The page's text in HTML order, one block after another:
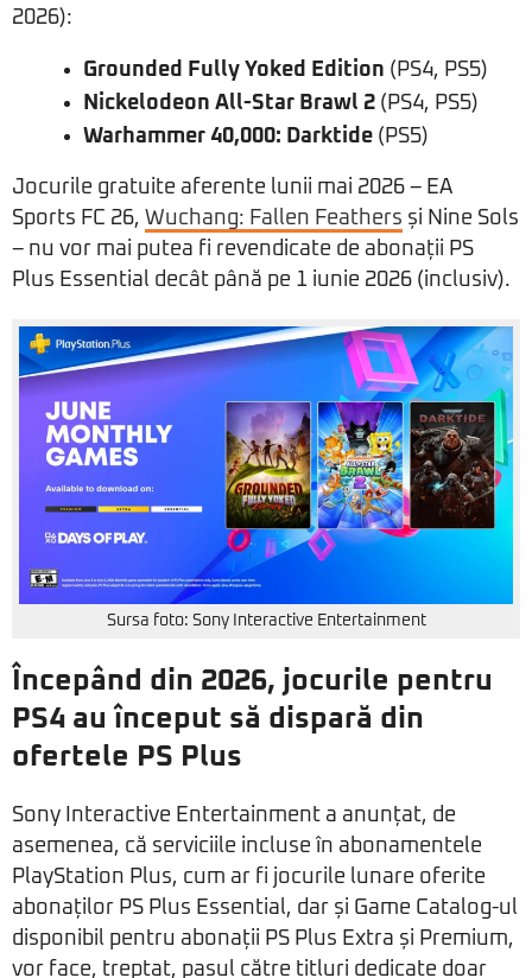
2026):
Grounded Fully Yoked Edition (PS4, PS5)
Nickelodeon All-Star Brawl 2 (PS4, PS5)
Warhammer 40,000: Darktide (PS5)
Jocurile gratuite aferente lunii mai 2026 – EA
Sports FC 26, Wuchang: Fallen Feathers și Nine Sols
– nu vor mai putea fi revendicate de abonații PS
Plus Essential decât până pe 1 iunie 2026 (inclusiv).
Sursa foto: Sony Interactive Entertainment
Începând din 2026, jocurile pentru
PS4 au început să dispară din
ofertele PS Plus
Sony Interactive Entertainment a anunțat, de
asemenea, că serviciile incluse în abonamentele
PlayStation Plus, cum ar fi jocurile lunare oferite
abonaților PS Plus Essential, dar și Game Catalog-ul
disponibil pentru abonații PS Plus Extra și Premium,
vor face, treptat, pasul către titluri dedicate doar